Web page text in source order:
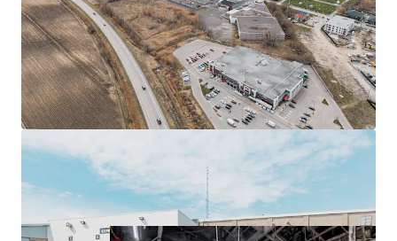
Emplacement stratégique près des autoroutes 221
et 209, à 40 minutes de Montréal
Opportunité de redéveloppement avec zonage
flexible permettant divers usages commerciaux